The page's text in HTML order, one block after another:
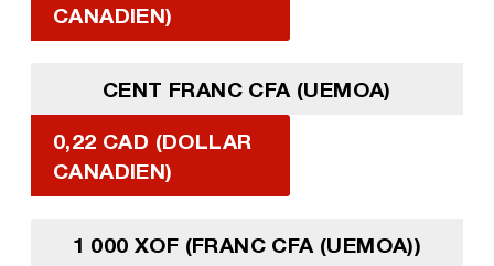
CANADIEN)
CENT FRANC CFA (UEMOA)
0,22 CAD (DOLLAR
CANADIEN)
1 000 XOF (FRANC CFA (UEMOA))